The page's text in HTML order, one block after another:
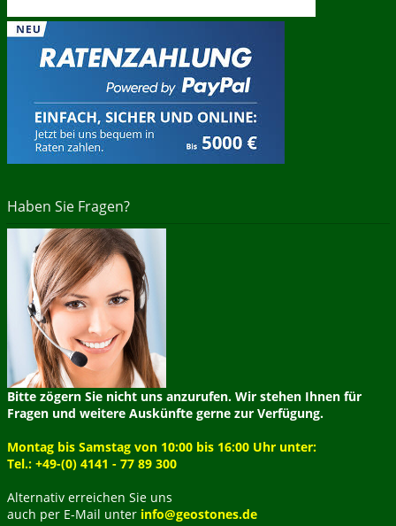
Haben Sie Fragen?
Bitte zögern Sie nicht uns anzurufen. Wir stehen Ihnen für
Fragen und weitere Auskünfte gerne zur Verfügung.
Montag bis Samstag von 10:00 bis 16:00 Uhr unter:
Tel.: +49-(0) 4141 - 77 89 300
Alternativ erreichen Sie uns
auch per E-Mail unter info@geostones.de